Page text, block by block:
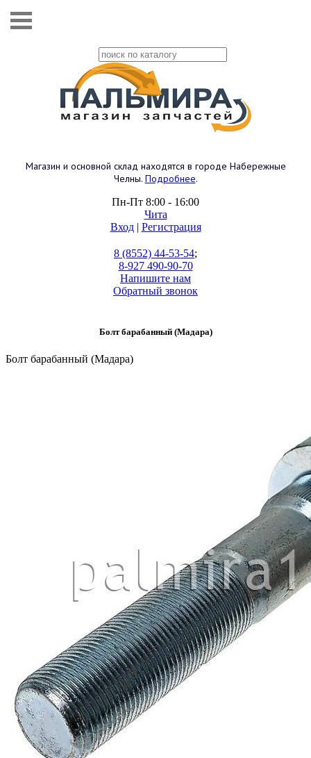
Магазин и основной склад находятся в городе Набережные
Челны. Подробнее.
Пн-Пт 8:00 - 16:00
Чита
Вход| Регистрация
8 (8552) 44-53-54;
8-927 490-90-70
Напишите нам
Обратный звонок
Болт барабанный (Мадара)
Болт барабанный (Мадара)